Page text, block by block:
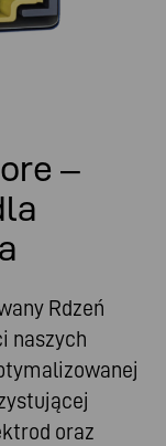
–
Rdzeń
naszych
oraz